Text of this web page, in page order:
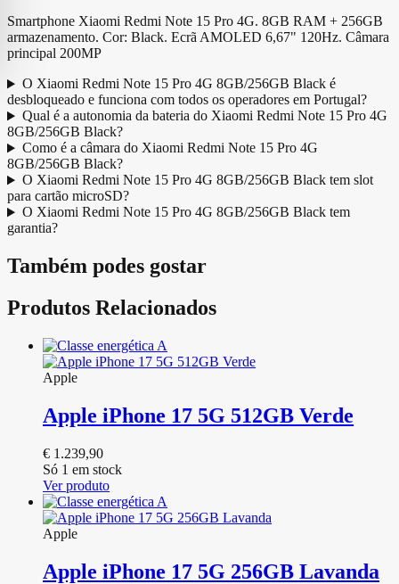
Smartphone Xiaomi Redmi Note 15 Pro 4G. 8GB RAM + 256GB
armazenamento. Cor: Black. Ecrã AMOLED 6,67" 120Hz. Câmara
principal 200MP
O Xiaomi Redmi Note 15 Pro 4G 8GB/256GB Black é
desbloqueado e funciona com todos os operadores em Portugal?
Qual é a autonomia da bateria do Xiaomi Redmi Note 15 Pro 4G
8GB/256GB Black?
Como é a câmara do Xiaomi Redmi Note 15 Pro 4G
8GB/256GB Black?
O Xiaomi Redmi Note 15 Pro 4G 8GB/256GB Black tem slot
para cartão microSD?
O Xiaomi Redmi Note 15 Pro 4G 8GB/256GB Black tem
garantia?
Também podes gostar
Produtos Relacionados
Apple
Apple iPhone 17 5G 512GB Verde
€ 1.239,90
Só 1 em stock
Ver produto
Apple
Apple iPhone 17 5G 256GB Lavanda